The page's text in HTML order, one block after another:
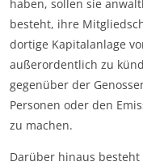
haben, sollen sie
besteht, ihre
dortige Kapitalanlage
außerordentlich zu
gegenüber der
Personen oder den
zu machen.
Darüber hinaus